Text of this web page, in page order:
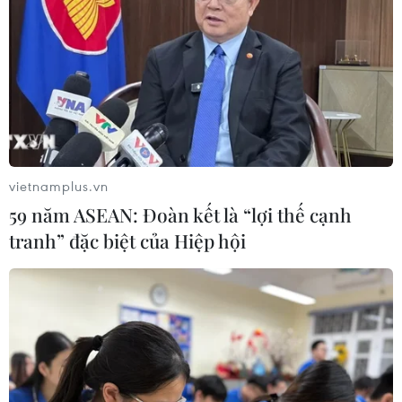
"Siêu quần thể" cá voi lưng gù đối
mặt rủi ro hàng hải
26/07/2026 10:27
"Cửa ngõ" để Việt Nam tiến vào thị
trường Tây Phi
26/07/2026 08:55
Nam Phi: Máy bay "hạ cánh" giữa
trung tâm thương mại lớn nhất
Johannesburg
26/07/2026 01:21
vietnamplus.vn
59 năm ASEAN: Đoàn kết là “lợi thế cạnh
tranh” đặc biệt của Hiệp hội